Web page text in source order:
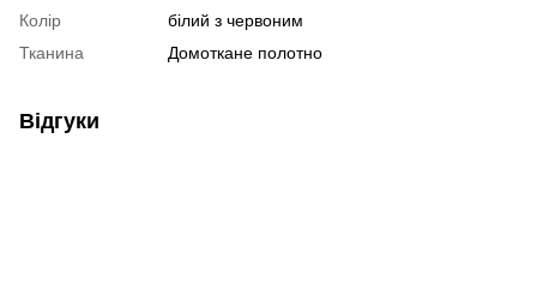
Колір
білий з червоним
Тканина
Домоткане полотно
Відгуки